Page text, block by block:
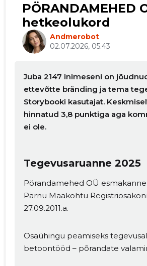
PÖRANDAMEHED
hetkeolukord
Andmerobot
02.07.2026, 05.43
Juba 2147 inimeseni on
ettevõtte bränding ja tema
Storybooki kasutajat.
hinnatud 3,8 punktiga aga
ei ole.
Tegevusaruanne 2025
Pörandamehed OÜ
Pärnu Maakohtu
27.09.2011.a.
Osaühingu peamiseks
betoontööd – põrandate